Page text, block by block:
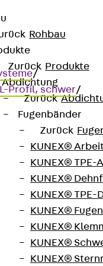
Rohbau
Zurück Produkte
Abdichtung
Zurück
Fugenbänder
Zurück
KUNEX®
KUNEX®
KUNEX®
KUNEX®
KUNEX®
KUNEX®
KUNEX®
KUNEX®
/
Profil, schwer/
schwer,